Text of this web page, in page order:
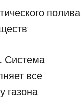
полива
Система
все
газона